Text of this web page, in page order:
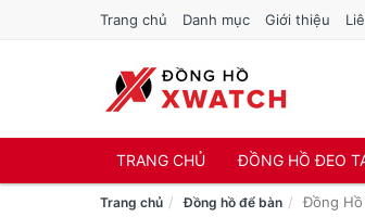
Trang chủ Danh mục Giới thiệu
TRANG CHỦ ĐỒNG HỒ ĐEO
Trang chủ Đồng hồ để bàn Đồng Hồ